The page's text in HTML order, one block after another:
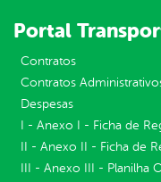
Portal
Contratos
Contratos
Despesas
I - Anexo I - Ficha de
II - Anexo II - Ficha de
III - Anexo III - Planilha